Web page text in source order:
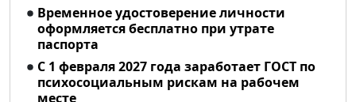
Временное удостоверение личности
оформляется бесплатно при утрате
паспорта
С 1 февраля 2027 года заработает ГОСТ по
психосоциальным рискам на рабочем
месте